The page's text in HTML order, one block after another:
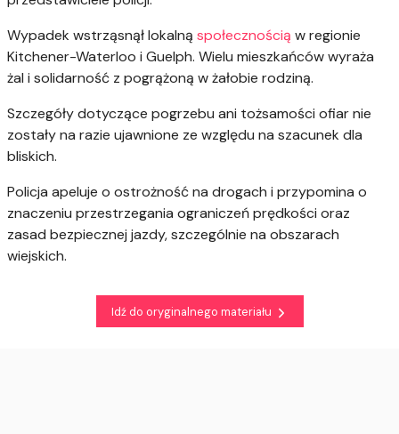
Wypadek wstrząsnął lokalną społecznością w regionie
Kitchener-Waterloo i Guelph. Wielu mieszkańców wyraża
żal i solidarność z pogrążoną w żałobie rodziną.
Szczegóły dotyczące pogrzebu ani tożsamości ofiar nie
zostały na razie ujawnione ze względu na szacunek dla
bliskich.
Policja apeluje o ostrożność na drogach i przypomina o
znaczeniu przestrzegania ograniczeń prędkości oraz
zasad bezpiecznej jazdy, szczególnie na obszarach
wiejskich.
Idź do oryginalnego materiału